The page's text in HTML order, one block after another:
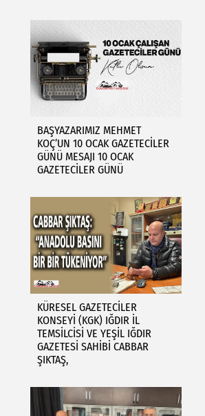
BAŞYAZARIMIZ MEHMET
KOÇ’UN 10 OCAK GAZETECİLER
GÜNÜ MESAJI 10 OCAK
GAZETECİLER GÜNÜ
KÜRESEL GAZETECİLER
KONSEYİ (KGK) IĞDIR İL
TEMSİLCİSİ VE YEŞİL IĞDIR
GAZETESİ SAHİBİ CABBAR
ŞIKTAŞ,